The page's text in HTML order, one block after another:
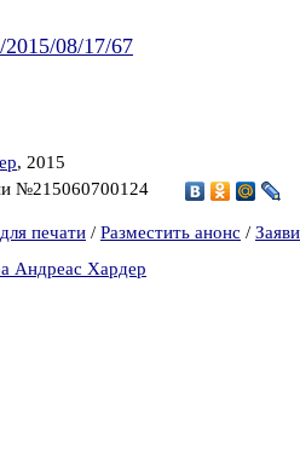
08/17/67
, 2015
№215060700124
печати / Разместить анонс /
Андреас Хардер